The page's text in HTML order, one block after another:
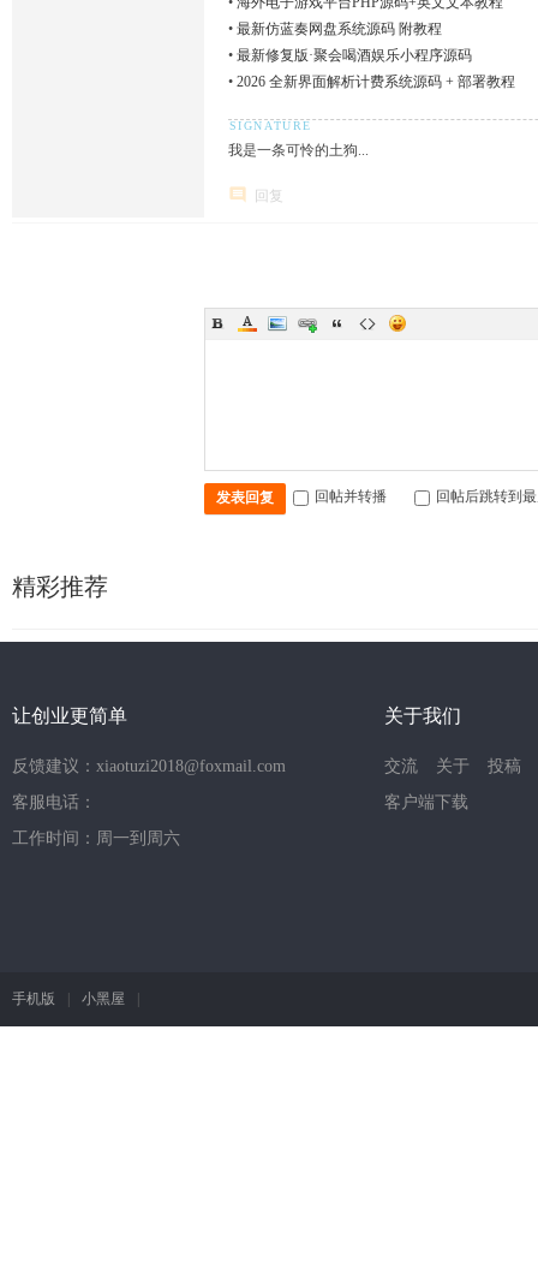
• 最新仿蓝奏网盘系统源码 附教程
• 最新修复版·聚会喝酒娱乐小程序源码
• 2026 全新界面解析计费系统源码 + 部署教程
我是一条可怜的土狗...
回复
发表回复 回帖并转播 回帖后跳转到
精彩推荐
让创业更简单
反馈建议：xiaotuzi2018@foxmail.com
客服电话：
工作时间：周一到周六
关于我们
交流 关于
投稿
客户端下载
手机版 | 小黑屋 |